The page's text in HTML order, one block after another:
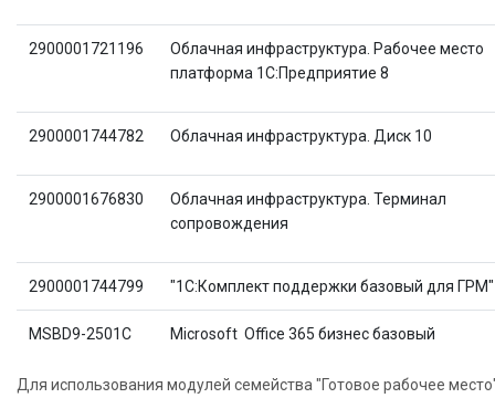
2900001721196
Облачная инфраструктура. Рабочее место
платформа 1C:Предприятие 8
2900001744782 Облачная инфраструктура. Диск 10
2900001676830
Облачная инфраструктура. Терминал
сопровождения
2900001744799 "1С:Комплект поддержки базовый для ГРМ"
MSBD9-2501C Microsoft Office 365 бизнес базовый
Для использования модулей семейства "Готовое рабочее